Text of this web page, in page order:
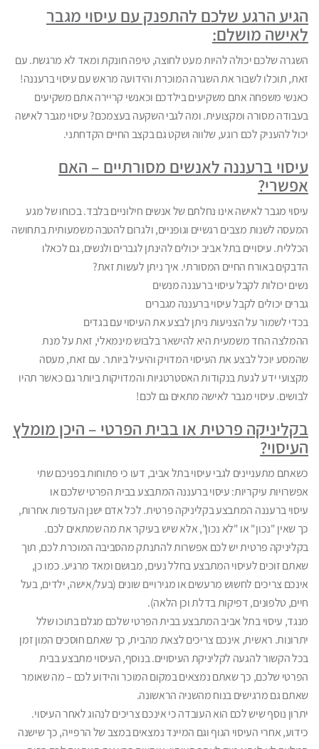
הגיע הרגע שלכם להתפנק עם עיסוי מגבר
לאישה מושלם:
השגרה שלכם יכולה להיות מעט לחוצה, טיפה חונקת ומאד לא מרגשת. עם
זאת, תוכלו לשבור את השגרה המוכרת והידועה מראש עם עיסוי ברעננה!
כאנשי משפחה אתם משקיעים בילדכם וכאנשי קריירה אתם משקיעים
בעבודה מסורה ומקצועית. ומה לגבי השקעה בעצמכם? עיסוי מגבר לאישה
יכול להעניק לכם רוגע, שלווה ושקט גם בקצב החיים הקדחתני.
עיסוי ברעננה לאנשים מסורתיים – האם
אפשרי?
עיסוי מגבר לאישה אינו נחלתם של אנשים חילוניים בלבד. בכוחו של מגע
המעסה לשנות מצבים רגשיים וגופניים, ולגרום להטבה משמעותית בתחושה
הכללית. עיסויים בתל אביב יכולים להינתן לגברים ולנשים, גם לכאלו
הדבקים באורח החיים המסורתי. איך ניתן לעשות זאת?
נשים יכולות לקבל עיסוי ברעננה מנשים
גברים יכולים לקבל עיסוי ברעננה מגברים
בכדי לשמור על הצניעות ניתן לבצע את העיסוי עם בגדים
ההמלצה החד משמעית היא להישאר בלבוש מינמאלי, זאת על מנת
שהמסע יוכל לבצע את העיסוי המדויק והיעיל ביותר. עם זאת, מעסה
מקצועי ידע לגעת בנקודות האסטרטגיות והמדויקות ביותר גם כאשר תהיו
לבושים. עיסוי מגבר לאישה מתאים גם לכם!
בקליניקה פרטית או בבית הפרטי – היכן מומלץ
העיסוי?
כשאתם מתעניינים לגבי עיסוי בתל אביב, דעו כי פתוחות בפניכם שתי
אפשרויות עיקריות: עיסוי ברעננה המתבצע בבית הפרטי שלכם או
עיסוי ברעננה המתבצע בקליניקה פרטית. לכל אדם ישנן העדפות אחרות,
כך שאין "נכון" או "לא נכון", אלא שיש בעיקר את מה שמתאים לכם.
בקליניקה פרטית יש לכם אפשרות להתנתק מהסביבה המוכרת לכם, תוך
שאתם זוכים לעיסוי המתבצע בחלל נעים, מבושם ומאד מרגיע. כמו כן,
אינכם צריכים לחשוש מרעשים או מגירויים שונים (בעל/אישה, ילדים, בעל
חיים, טלפונים, דפיקות בדלת וכן הלאה).
מנגד, עיסוי בתל אביב המתבצע בבית הפרטי שלכם מגלם בתוכו שלל
יתרונות. ראשית, אינכם צריכים לצאת מהבית, כך שאתם חוסכים המון זמן
בכל הקשור להגעה לקליניקת העיסויים. בנוסף, העיסוי מתבצע בבית
הפרטי שלכם, כך שאתם נמצאים במקום המוכר והידוע לכם – מה שאומר
שאתם גם מרגישים בנוח מהשניה הראשונה.
יתרון נוסף שיש לכם הוא העובדה כי אינכם צריכים לנהוג לאחר העיסוי.
כידוע, אחרי העיסוי הגוף וגם המיינד נמצאים במצב של הרפייה, כך שישנה